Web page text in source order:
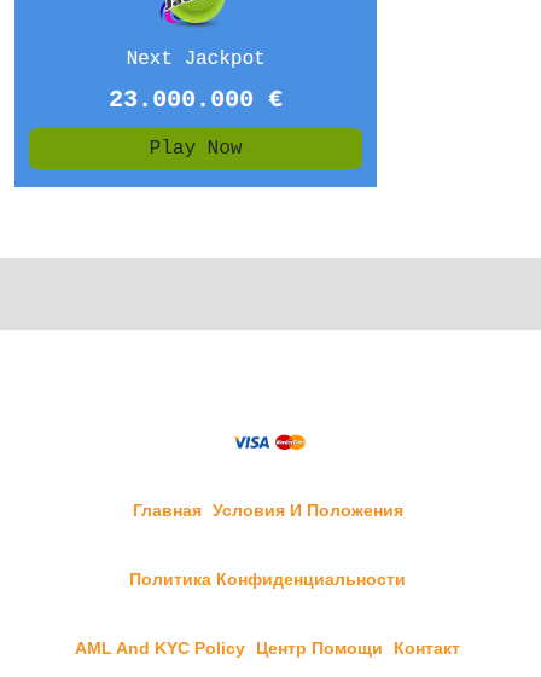
Главная Условия И Положения
Политика Конфиденциальности
AML And KYC Policy Центр Помощи Контакт